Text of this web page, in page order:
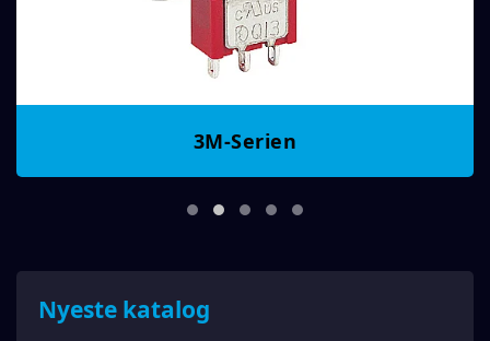
3M-Serien
Nyeste katalog